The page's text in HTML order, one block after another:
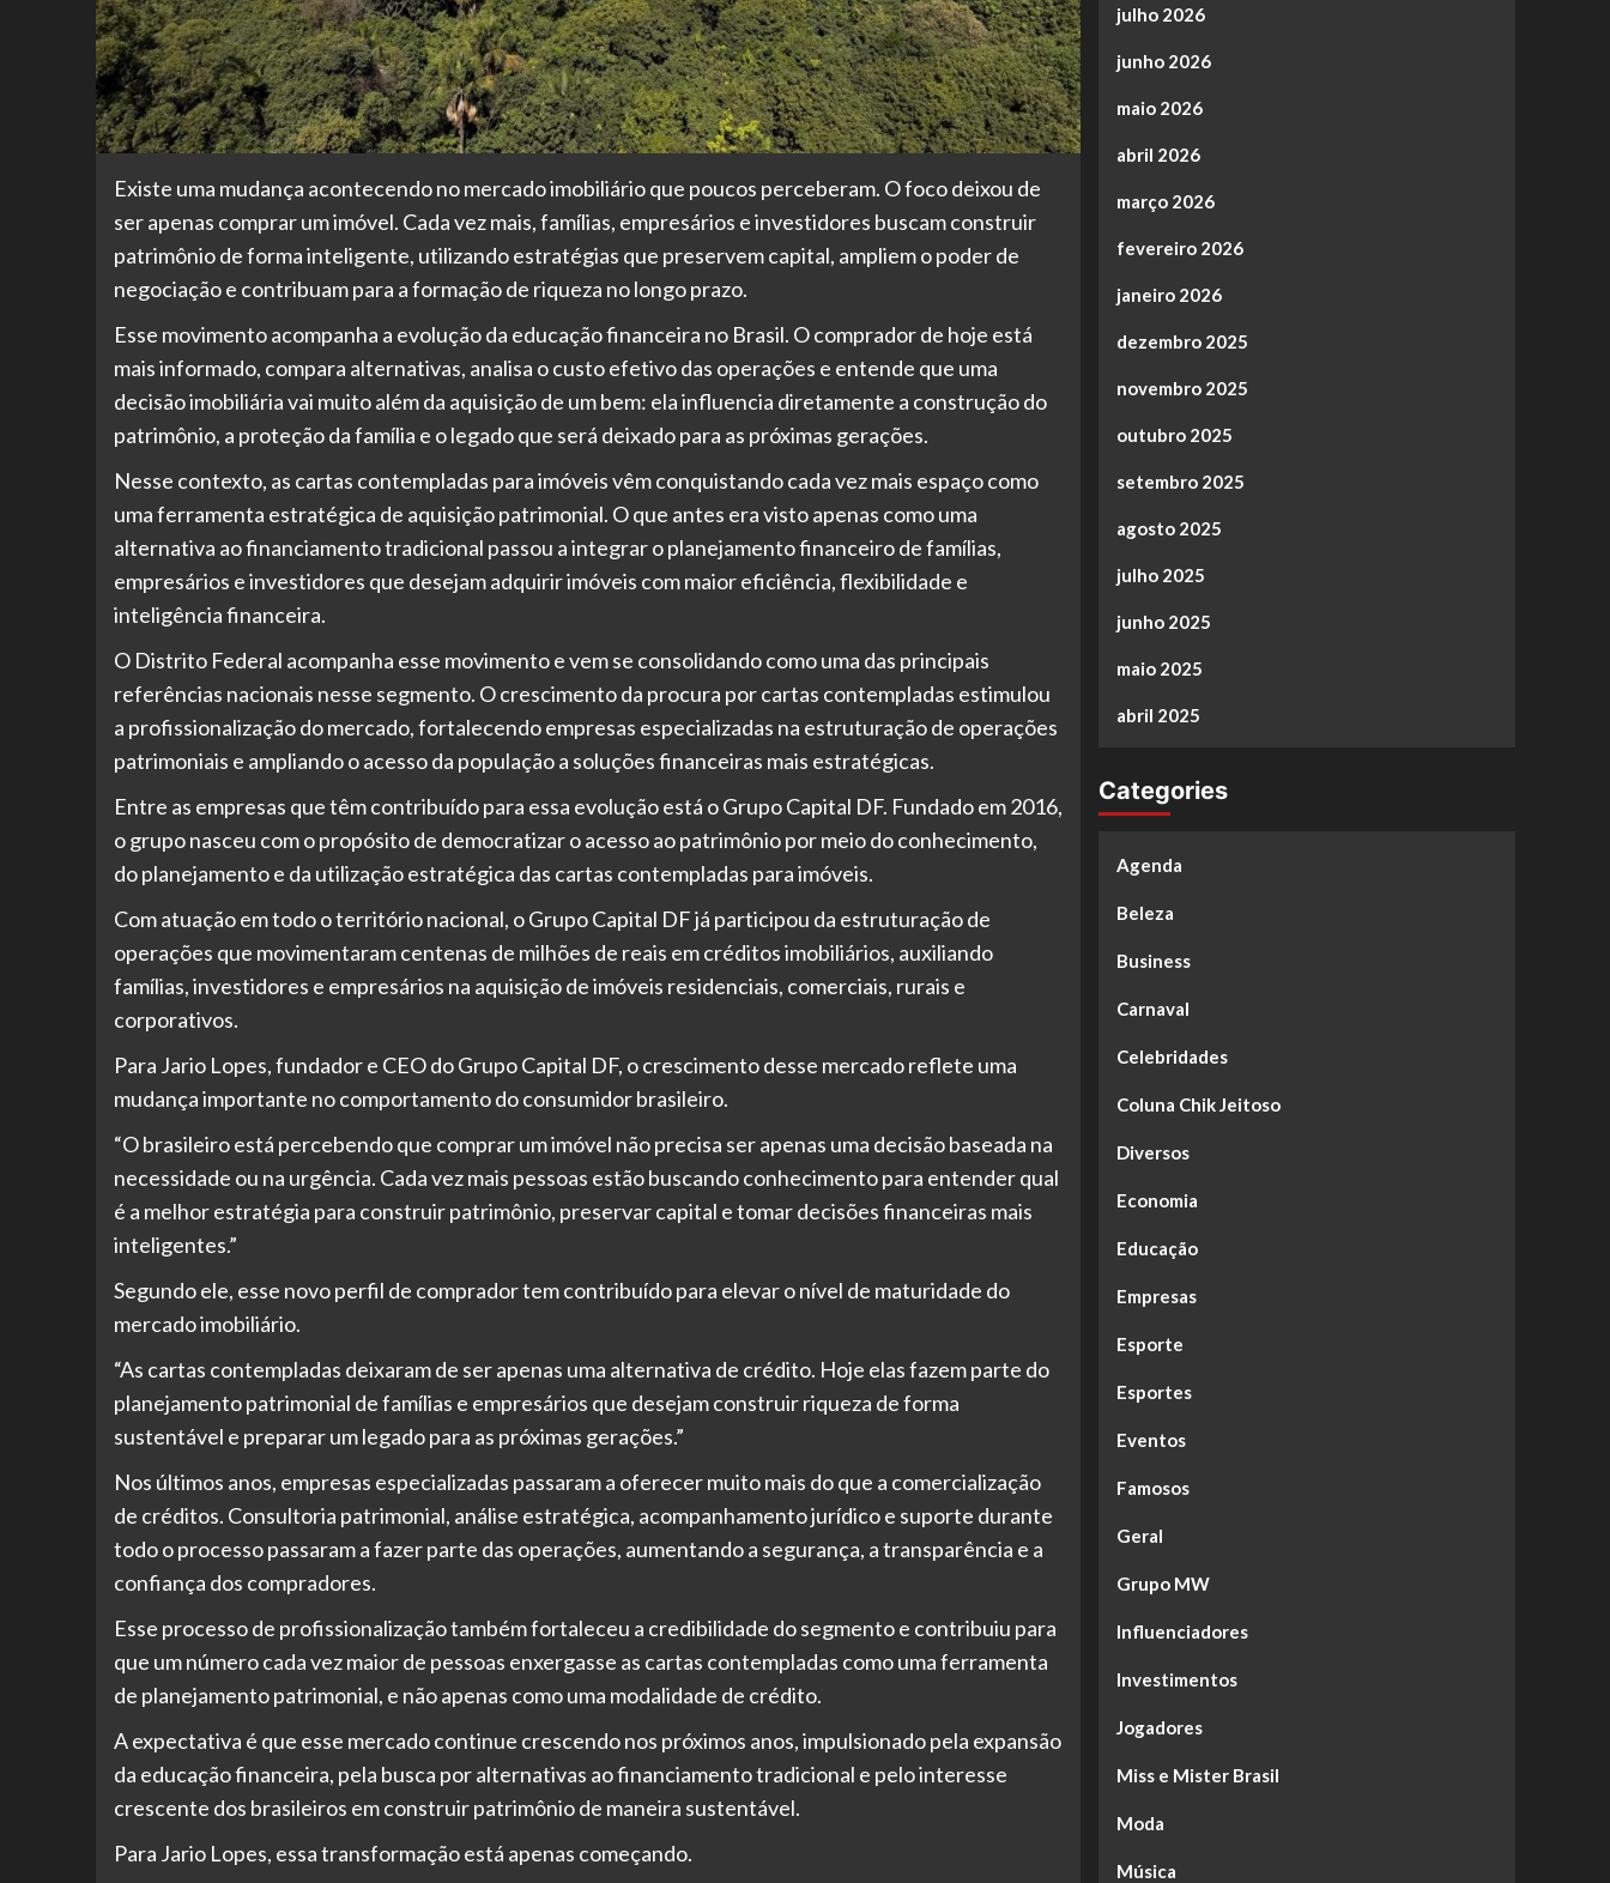
Existe uma mudança acontecendo no mercado imobiliário que poucos perceberam. O foco deixou de
ser apenas comprar um imóvel. Cada vez mais, famílias, empresários e investidores buscam construir
patrimônio de forma inteligente, utilizando estratégias que preservem capital, ampliem o poder de
negociação e contribuam para a formação de riqueza no longo prazo.
Esse movimento acompanha a evolução da educação financeira no Brasil. O comprador de hoje está
mais informado, compara alternativas, analisa o custo efetivo das operações e entende que uma
decisão imobiliária vai muito além da aquisição de um bem: ela influencia diretamente a construção do
patrimônio, a proteção da família e o legado que será deixado para as próximas gerações.
Nesse contexto, as cartas contempladas para imóveis vêm conquistando cada vez mais espaço como
uma ferramenta estratégica de aquisição patrimonial. O que antes era visto apenas como uma
alternativa ao financiamento tradicional passou a integrar o planejamento financeiro de famílias,
empresários e investidores que desejam adquirir imóveis com maior eficiência, flexibilidade e
inteligência financeira.
O Distrito Federal acompanha esse movimento e vem se consolidando como uma das principais
referências nacionais nesse segmento. O crescimento da procura por cartas contempladas estimulou
a profissionalização do mercado, fortalecendo empresas especializadas na estruturação de operações
patrimoniais e ampliando o acesso da população a soluções financeiras mais estratégicas.
Entre as empresas que têm contribuído para essa evolução está o Grupo Capital DF. Fundado em 2016,
o grupo nasceu com o propósito de democratizar o acesso ao patrimônio por meio do conhecimento,
do planejamento e da utilização estratégica das cartas contempladas para imóveis.
Com atuação em todo o território nacional, o Grupo Capital DF já participou da estruturação de
operações que movimentaram centenas de milhões de reais em créditos imobiliários, auxiliando
famílias, investidores e empresários na aquisição de imóveis residenciais, comerciais, rurais e
corporativos.
Para Jario Lopes, fundador e CEO do Grupo Capital DF, o crescimento desse mercado reflete uma
mudança importante no comportamento do consumidor brasileiro.
“O brasileiro está percebendo que comprar um imóvel não precisa ser apenas uma decisão baseada na
necessidade ou na urgência. Cada vez mais pessoas estão buscando conhecimento para entender qual
é a melhor estratégia para construir patrimônio, preservar capital e tomar decisões financeiras mais
inteligentes.”
Segundo ele, esse novo perfil de comprador tem contribuído para elevar o nível de maturidade do
mercado imobiliário.
“As cartas contempladas deixaram de ser apenas uma alternativa de crédito. Hoje elas fazem parte do
planejamento patrimonial de famílias e empresários que desejam construir riqueza de forma
sustentável e preparar um legado para as próximas gerações.”
Nos últimos anos, empresas especializadas passaram a oferecer muito mais do que a comercialização
de créditos. Consultoria patrimonial, análise estratégica, acompanhamento jurídico e suporte durante
todo o processo passaram a fazer parte das operações, aumentando a segurança, a transparência e a
confiança dos compradores.
Esse processo de profissionalização também fortaleceu a credibilidade do segmento e contribuiu para
que um número cada vez maior de pessoas enxergasse as cartas contempladas como uma ferramenta
de planejamento patrimonial, e não apenas como uma modalidade de crédito.
A expectativa é que esse mercado continue crescendo nos próximos anos, impulsionado pela expansão
da educação financeira, pela busca por alternativas ao financiamento tradicional e pelo interesse
crescente dos brasileiros em construir patrimônio de maneira sustentável.
Para Jario Lopes, essa transformação está apenas começando.
julho 2026
junho 2026
maio 2026
abril 2026
março 2026
fevereiro 2026
janeiro 2026
dezembro 2025
novembro 2025
outubro 2025
setembro 2025
agosto 2025
julho 2025
junho 2025
maio 2025
abril 2025
Categories
Agenda
Beleza
Business
Carnaval
Celebridades
Coluna Chik Jeitoso
Diversos
Economia
Educação
Empresas
Esporte
Esportes
Eventos
Famosos
Geral
Grupo MW
Influenciadores
Investimentos
Jogadores
Miss e Mister Brasil
Moda
Música